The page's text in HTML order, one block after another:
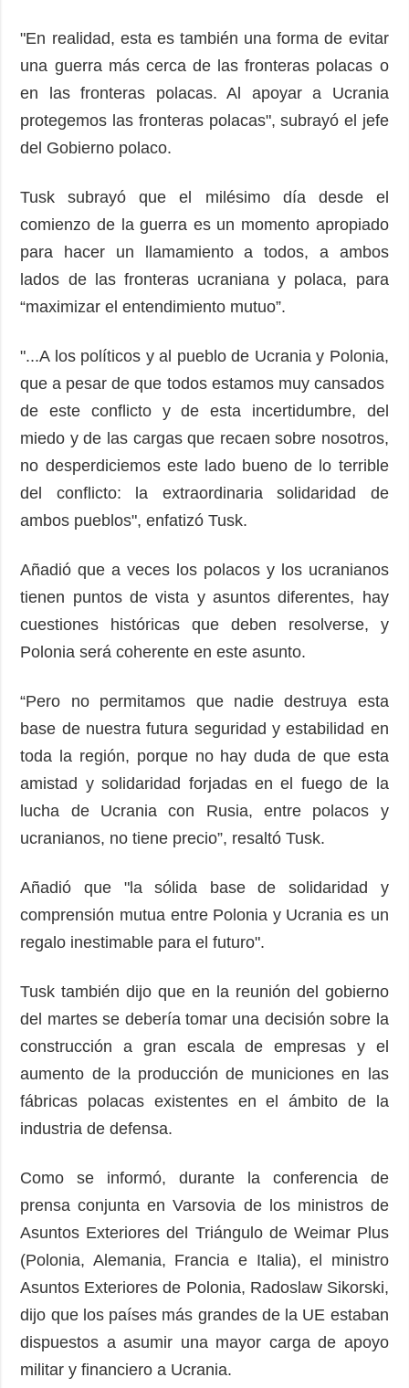
"En realidad, esta es también una forma de evitar
una guerra más cerca de las fronteras polacas o
en las fronteras polacas. Al apoyar a Ucrania
protegemos las fronteras polacas", subrayó el jefe
del Gobierno polaco.
Tusk subrayó que el milésimo día desde el
comienzo de la guerra es un momento apropiado
para hacer un llamamiento a todos, a ambos
lados de las fronteras ucraniana y polaca, para
“maximizar el entendimiento mutuo”.
"...A los políticos y al pueblo de Ucrania y Polonia,
que a pesar de que todos estamos muy cansados ​​
de este conflicto y de esta incertidumbre, del
miedo y de las cargas que recaen sobre nosotros,
no desperdiciemos este lado bueno de lo terrible
del conflicto: la extraordinaria solidaridad de
ambos pueblos", enfatizó Tusk.
Añadió que a veces los polacos y los ucranianos
tienen puntos de vista y asuntos diferentes, hay
cuestiones históricas que deben resolverse, y
Polonia será coherente en este asunto.
“Pero no permitamos que nadie destruya esta
base de nuestra futura seguridad y estabilidad en
toda la región, porque no hay duda de que esta
amistad y solidaridad forjadas en el fuego de la
lucha de Ucrania con Rusia, entre polacos y
ucranianos, no tiene precio”, resaltó Tusk.
Añadió que "la sólida base de solidaridad y
comprensión mutua entre Polonia y Ucrania es un
regalo inestimable para el futuro".
Tusk también dijo que en la reunión del gobierno
del martes se debería tomar una decisión sobre la
construcción a gran escala de empresas y el
aumento de la producción de municiones en las
fábricas polacas existentes en el ámbito de la
industria de defensa.
Como se informó, durante la conferencia de
prensa conjunta en Varsovia de los ministros de
Asuntos Exteriores del Triángulo de Weimar Plus
(Polonia, Alemania, Francia e Italia), el ministro
Asuntos Exteriores de Polonia, Radoslaw Sikorski,
dijo que los países más grandes de la UE estaban
dispuestos a asumir una mayor carga de apoyo
militar y financiero a Ucrania.